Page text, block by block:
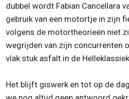
dubbel wordt Fabian Cancellara
gebruik van een motortje in zijn
volgens de motortheorieën niet
wegrijden van zijn concurrenten
vlak stuk asfalt in de
Het blijft giswerk en tot op de